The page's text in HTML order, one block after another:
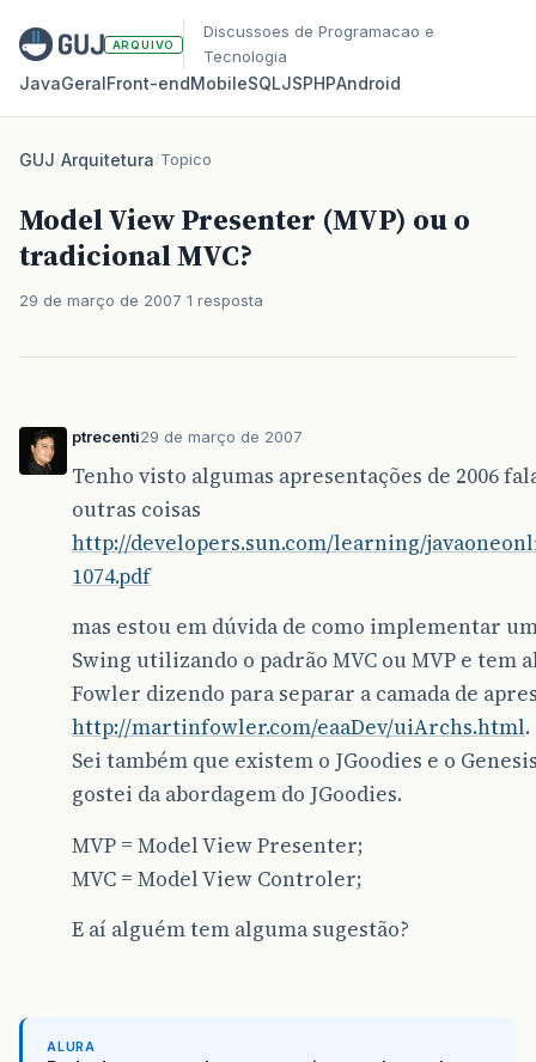
ARQUIVO
Discussoes de Programacao e
Tecnologia
JavaGeralFront‑endMobileSQLJSPHPAndroid
GUJ/Arquitetura/Topico
Model View Presenter (MVP) ou o
tradicional MVC?
29 de março de 2007 1 resposta
ptrecenti29 de março de 2007
Tenho visto algumas apresentações de 2006
outras coisas
http://developers.sun.com/learning/
1074.pdf
mas estou em dúvida de como implementar
Swing utilizando o padrão MVC ou MVP e tem
Fowler dizendo para separar a camada de
http://martinfowler.com/eaaDev/uiArchs.html.
Sei também que existem o JGoodies e o
gostei da abordagem do JGoodies.
MVP = Model View Presenter;
MVC = Model View Controler;
E aí alguém tem alguma sugestão?
ALURA